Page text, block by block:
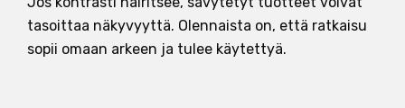
tasoittaa näkyvyyttä. Olennaista on, että ratkaisu
sopii omaan arkeen ja tulee käytettyä.